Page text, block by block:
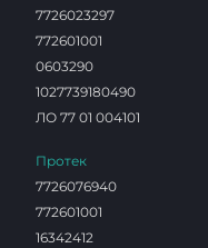
7726023297
772601001
0603290
1027739180490
ЛО 77 01 004101
Протек
7726076940
772601001
16342412